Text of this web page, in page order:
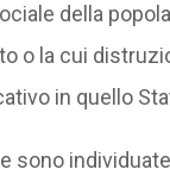
della
o la cui
in quello
sono